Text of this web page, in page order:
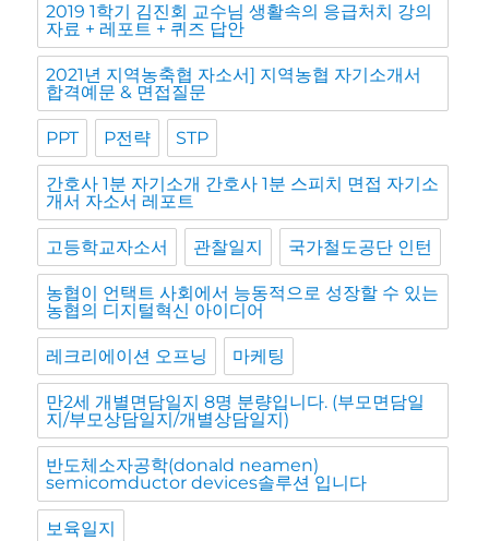
2019 1학기 김진회 교수님 생활속의 응급처치 강의
자료 + 레포트 + 퀴즈 답안
2021년 지역농축협 자소서] 지역농협 자기소개서
합격예문 & 면접질문
PPT P전략 STP
간호사 1분 자기소개 간호사 1분 스피치 면접 자기소
개서 자소서 레포트
고등학교자소서 관찰일지 국가철도공단 인턴
농협이 언택트 사회에서 능동적으로 성장할 수 있는
농협의 디지털혁신 아이디어
레크리에이션 오프닝 마케팅
만2세 개별면담일지 8명 분량입니다. (부모면담일
지/부모상담일지/개별상담일지)
반도체소자공학(donald neamen)
semicomductor devices솔루션 입니다
보육일지